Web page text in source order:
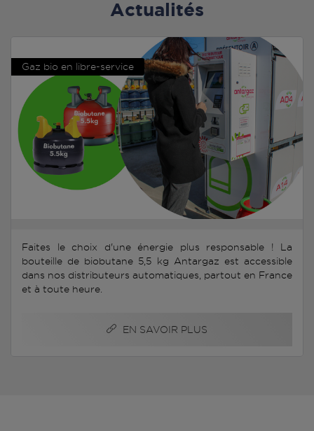
Actualités
Gaz bio en libre-service
Faites le choix d'une énergie plus responsable ! La
bouteille de biobutane 5,5 kg Antargaz est accessible
dans nos distributeurs automatiques, partout en France
et à toute heure.
EN SAVOIR PLUS